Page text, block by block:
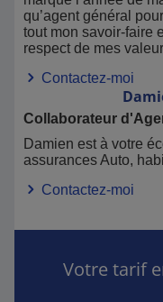
qu’agent général
tout mon savoir-faire
respect de mes
Contactez-moi
Collaborateur
Damien est à votre
assurances Auto,
Contactez-moi
Votre tarif